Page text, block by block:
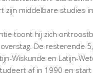
zijn middelbare studies
toont hij zich
De resterende
Wiskunde en Latijn-
af in 1990 en